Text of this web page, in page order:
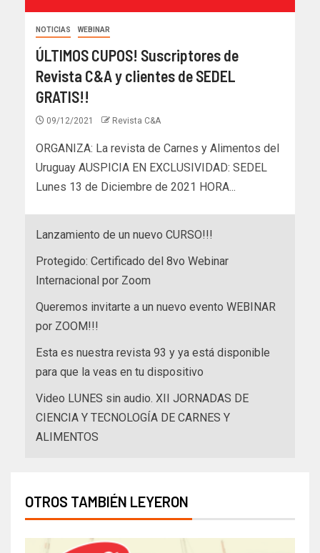
NOTICIAS WEBINAR
ÚLTIMOS CUPOS! Suscriptores de
Revista C&A y clientes de SEDEL
GRATIS!!
09/12/2021 Revista C&A
ORGANIZA: La revista de Carnes y Alimentos del
Uruguay AUSPICIA EN EXCLUSIVIDAD: SEDEL
Lunes 13 de Diciembre de 2021 HORA...
Lanzamiento de un nuevo CURSO!!!
Protegido: Certificado del 8vo Webinar
Internacional por Zoom
Queremos invitarte a un nuevo evento WEBINAR
por ZOOM!!!
Esta es nuestra revista 93 y ya está disponible
para que la veas en tu dispositivo
Video LUNES sin audio. XII JORNADAS DE
CIENCIA Y TECNOLOGÍA DE CARNES Y
ALIMENTOS
OTROS TAMBIÉN LEYERON